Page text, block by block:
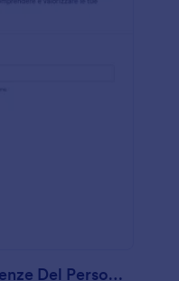
Indagine Sulle Competenze Del Personale Survey